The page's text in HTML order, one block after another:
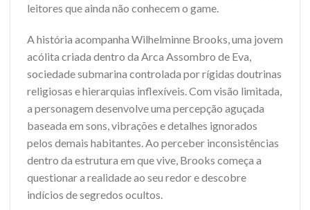
leitores que ainda não conhecem o game.
A história acompanha Wilhelminne Brooks, uma jovem
acólita criada dentro da Arca Assombro de Eva,
sociedade submarina controlada por rígidas doutrinas
religiosas e hierarquias inflexíveis. Com visão limitada,
a personagem desenvolve uma percepção aguçada
baseada em sons, vibrações e detalhes ignorados
pelos demais habitantes. Ao perceber inconsistências
dentro da estrutura em que vive, Brooks começa a
questionar a realidade ao seu redor e descobre
indícios de segredos ocultos.